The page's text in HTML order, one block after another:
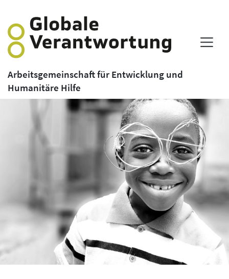
Arbeitsgemeinschaft für Entwicklung und
Humanitäre Hilfe